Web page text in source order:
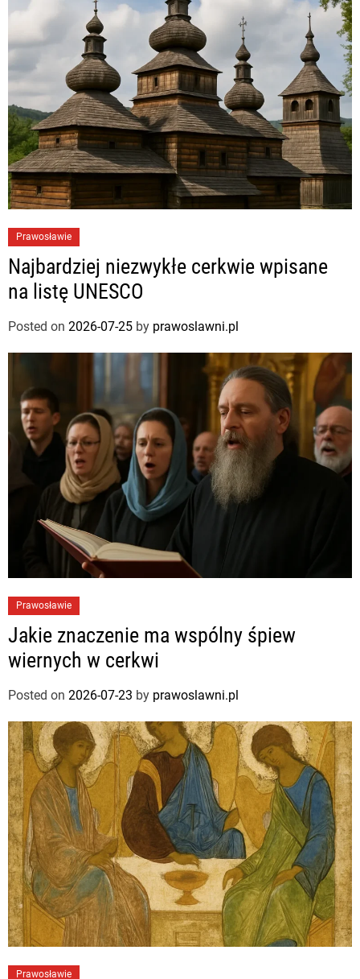
Prawosławie
Najbardziej niezwykłe cerkwie wpisane
na listę UNESCO
Posted on 2026-07-25 by prawoslawni.pl
Prawosławie
Jakie znaczenie ma wspólny śpiew
wiernych w cerkwi
Posted on 2026-07-23 by prawoslawni.pl
Prawosławie